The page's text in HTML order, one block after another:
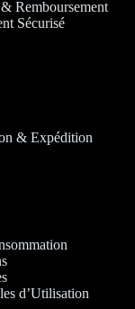
Remboursement
Sécurisé
& Expédition
d’Utilisation